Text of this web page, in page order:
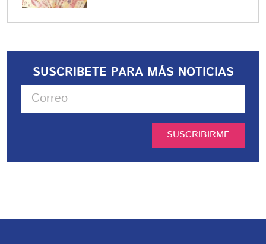
SUSCRIBETE PARA MÁS NOTICIAS
SUSCRIBIRME